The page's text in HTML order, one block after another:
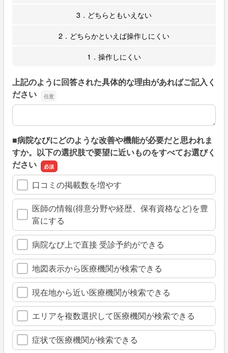
3．どちらともいえない
2．どちらかといえば操作しにくい
1．操作しにくい
上記のように回答された具体的な理由があればご記入く
ださい
上記のように回答された具体的な理由があればご記入くだ
■病院なびにどのような改善や機能が必要だと思われま
すか。以下の選択肢で要望に近いものをすべてお選びく
ださい
口コミの掲載数を増やす
医師の情報(得意分野や経歴、保有資格など)を豊
富にする
病院なび上で直接 受診予約ができる
地図表示から医療機関が検索できる
現在地から近い医療機関が検索できる
エリアを複数選択して医療機関が検索できる
症状で医療機関が検索できる